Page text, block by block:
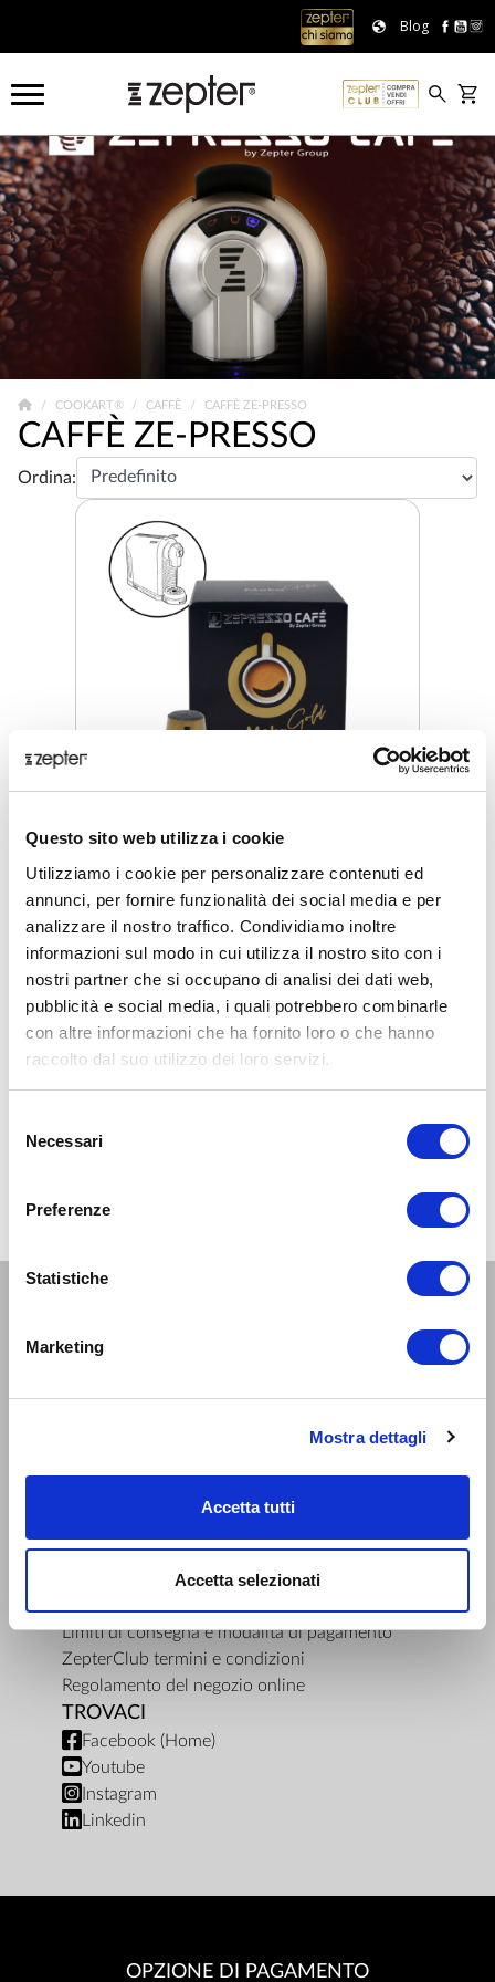
Questo sito web utilizza i cookie
Utilizziamo i cookie per personalizzare contenuti ed
annunci, per fornire funzionalità dei social media e per
analizzare il nostro traffico. Condividiamo inoltre
informazioni sul modo in cui utilizza il nostro sito con i
nostri partner che si occupano di analisi dei dati web,
pubblicità e social media, i quali potrebbero combinarle
con altre informazioni che ha fornito loro o che hanno
raccolto dal suo utilizzo dei loro servizi.
delNecessari
Preferenze
Statistiche
Marketing
Mostra dettagli
Accetta tutti
Accetta selezionati
Blog
COOKART® CAFFÈ CAFFÈ ZE-PRESSO
CAFFÈ ZE-PRESSO
Ordina:
ZEPRESSO CAFE - MOKA GOLD
Prezzo al dettaglio € 7,10
Add commentMore actions
ZepterClub
prezzo
Registrati / iscriviti
compra con sconti dal -5% al -40%
IN EVIDENZA
Centri per le riparazioni
Responsabile della protezione dei dati
Limiti di consegna e modalità di pagamento
ZepterClub termini e condizioni
Regolamento del negozio online
TROVACI
Facebook (Home)
Youtube
Instagram
Linkedin
OPZIONE DI PAGAMENTO